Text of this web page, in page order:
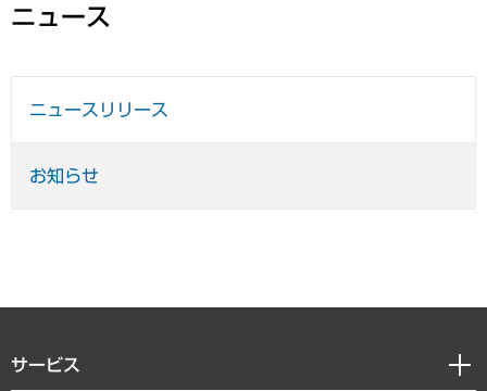
ニュース
ニュースリリース
お知らせ
サービス